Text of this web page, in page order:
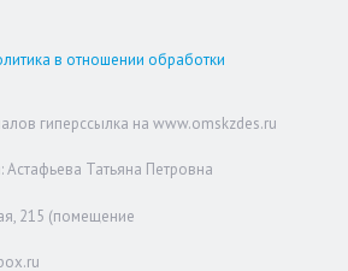
в отношении обработки
гиперссылка на www.omskzdes.ru
Астафьева Татьяна Петровна
215 (помещение